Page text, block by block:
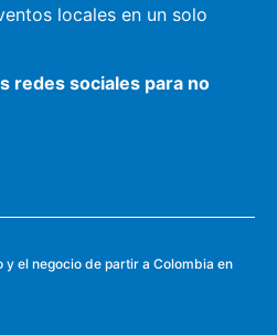
locales en un solo
redes sociales para no
y el negocio de partir a Colombia en